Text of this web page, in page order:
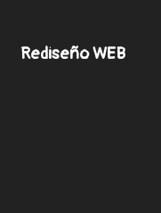
Rediseño WEB